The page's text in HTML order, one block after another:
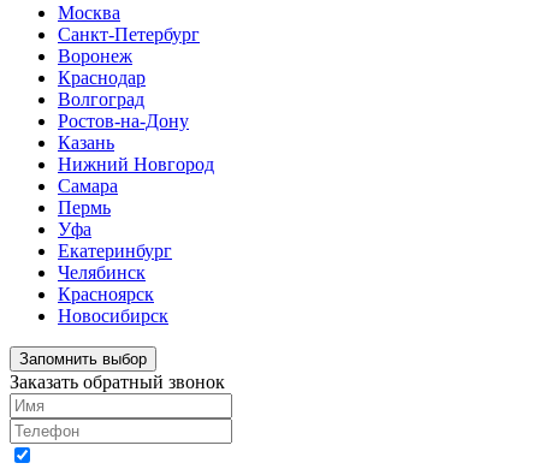
Москва
Санкт-Петербург
Воронеж
Краснодар
Волгоград
Ростов-на-Дону
Казань
Нижний Новгород
Самара
Пермь
Уфа
Екатеринбург
Челябинск
Красноярск
Новосибирск
Запомнить выбор
Заказать обратный звонок